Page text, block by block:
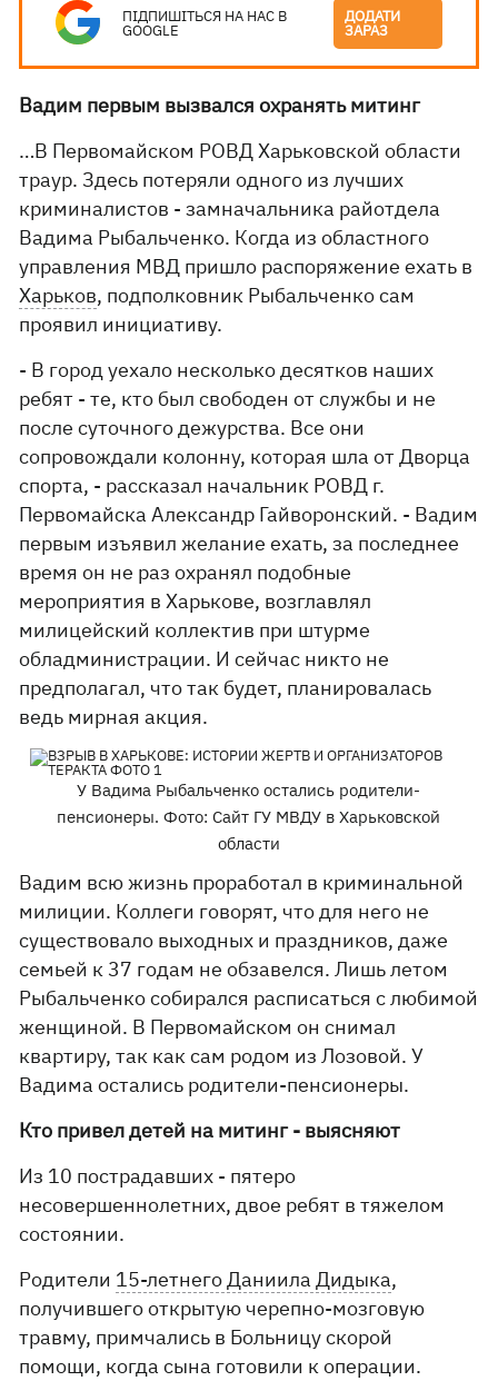
ПІДПИШІТЬСЯ НА НАС В
GOOGLE
ДОДАТИ
ЗАРАЗ
Вадим первым вызвался охранять митинг
…В Первомайском РОВД Харьковской области
траур. Здесь потеряли одного из лучших
криминалистов - зам­начальника райотдела
Вадима Рыбальченко. Когда из областного
управления МВД пришло распоряжение ехать в
Харьков, подполковник Рыбальченко сам
проявил инициативу.
- В город уехало несколько десятков наших
ребят - те, кто был свободен от службы и не
после суточного дежурства. Все они
сопровождали колонну, которая шла от Дворца
спорта, - рассказал начальник РОВД г.
Первомайска Александр Гайворонский. - Вадим
первым изъявил желание ехать, за последнее
время он не раз охранял подобные
мероприятия в Харькове, возглавлял
милицейский коллектив при штурме
обладминистрации. И сейчас никто не
предполагал, что так будет, планировалась
ведь мирная акция.
У Вадима Рыбальченко остались родители-
пенсионеры. Фото: Cайт ГУ МВДУ в Харьковской
области
Вадим всю жизнь проработал в криминальной
милиции. Коллеги говорят, что для него не
существовало выходных и праздников, даже
семьей к 37 годам не обзавелся. Лишь летом
Рыбальченко собирался расписаться с любимой
женщиной. В Первомайском он снимал
квартиру, так как сам родом из Лозовой. У
Вадима остались родители-пенсионеры.
Кто привел детей на митинг - выясняют
Из 10 пострадавших - пятеро
несовершеннолетних, двое ребят в тяжелом
состоянии.
Родители 15-летнего Даниила Дидыка,
получившего открытую черепно-мозговую
травму, примчались в Больницу скорой
помощи, когда сына готовили к операции.